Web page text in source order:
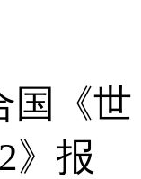
《世
》报